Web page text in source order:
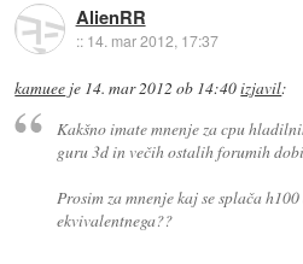
AlienRR
:: 14. mar 2012, 17:37
kamuee je 14. mar 2012 ob 14:40izjavil:
Kakšno imate mnenje za cpu
guru 3d in večih ostalih forumih
Prosim za mnenje kaj se splača
ekvivalentnega??